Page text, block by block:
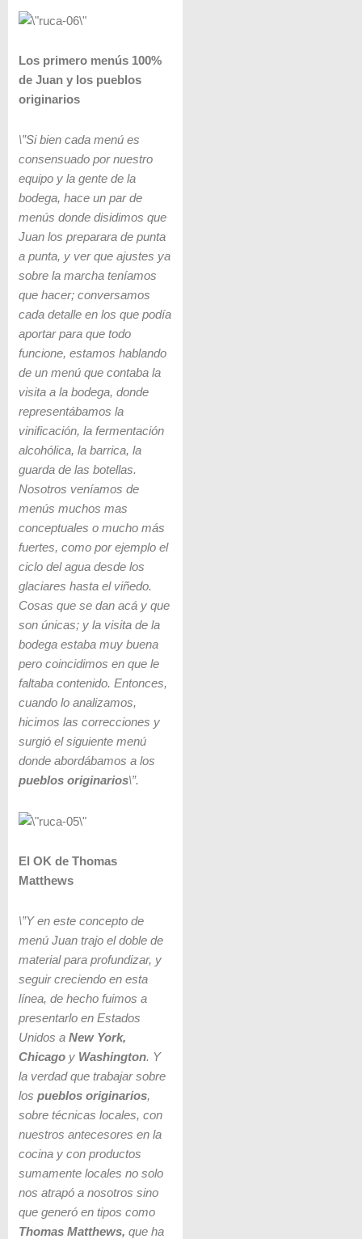
Los primero menús 100%
de Juan y los pueblos
originarios
\”Si bien cada menú es
consensuado por nuestro
equipo y la gente de la
bodega, hace un par de
menús donde disidimos que
Juan los preparara de punta
a punta, y ver que ajustes ya
sobre la marcha teníamos
que hacer; conversamos
cada detalle en los que podía
aportar para que todo
funcione, estamos hablando
de un menú que contaba la
visita a la bodega, donde
representábamos la
vinificación, la fermentación
alcohólica, la barrica, la
guarda de las botellas.
Nosotros veníamos de
menús muchos mas
conceptuales o mucho más
fuertes, como por ejemplo el
ciclo del agua desde los
glaciares hasta el viñedo.
Cosas que se dan acá y que
son únicas; y la visita de la
bodega estaba muy buena
pero coincidimos en que le
faltaba contenido. Entonces,
cuando lo analizamos,
hicimos las correcciones y
surgió el siguiente menú
donde abordábamos a los
pueblos originarios\”.
El OK de Thomas
Matthews
\”Y en este concepto de
menú Juan trajo el doble de
material para profundizar, y
seguir creciendo en esta
línea, de hecho fuimos a
presentarlo en Estados
Unidos a New York,
Chicagoy Washington. Y
la verdad que trabajar sobre
los pueblos originarios,
sobre técnicas locales, con
nuestros antecesores en la
cocina y con productos
sumamente locales no solo
nos atrapó a nosotros sino
que generó en tipos como
Thomas Matthews, que ha